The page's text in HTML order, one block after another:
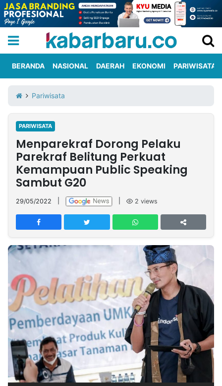
Iklan
Berita
Kami
Nasional
International
Olahraga
Entertainment
Daerah
Pariwisata
Kuliner
Kolom
Network
PT
TREETAN
MULTIMEDIA
INDONESIA
Insight
NTB
Suara
Time
Lens
IDN
Daily
Jogja
Jalan
Rakyat
Idealita
News
Kita
Notice
Dinamikapost.com
Radar
Baru
Seedbacklink
Follow
Kabarbaru
BERANDA NASIONAL DAERAH EKONOMI PARIWISATA
Pariwisata
PARIWISATA
Menparekraf Dorong Pelaku
Parekraf Belitung Perkuat
Kemampuan Public Speaking
Sambut G20
29/05/2022 2 views